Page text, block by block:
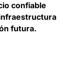
confiable
futura.